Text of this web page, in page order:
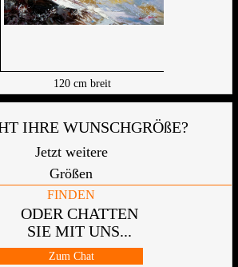
120cm breit
IHRE WUNSCHGRÖßE?
Jetzt weitere
Größen
FINDEN
ODER CHATTEN
SIE MIT UNS...
Zum Chat